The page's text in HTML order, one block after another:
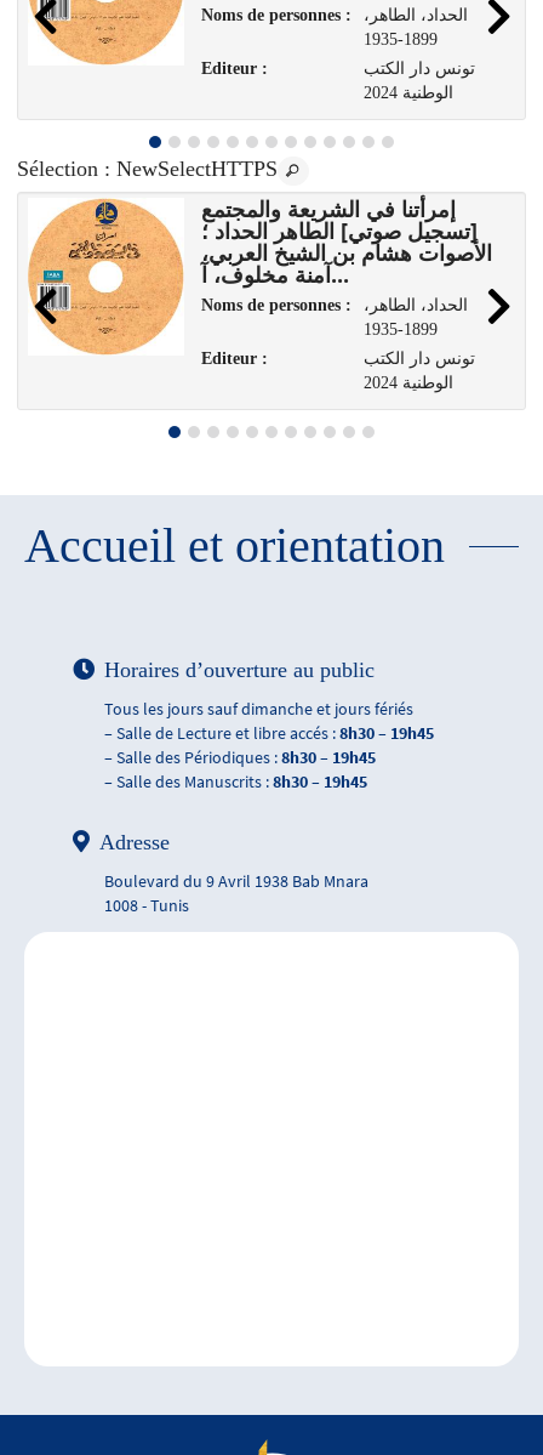
Noms de personnes :
،الحداد، الطاهر
1899-1935
Editeur :
تونس دار الكتب
الوطنية 2024
Sélection : NewSelectHTTPS
إمرأتنا في الشريعة والمجتمع
[تسجيل صوتي] الطاهر الحداد ؛
الأصوات هشام بن الشيخ العربي،
آمنة مخلوف، آ...
Noms de personnes :
،الحداد، الطاهر
1899-1935
Editeur :
تونس دار الكتب
الوطنية 2024
Accueil et orientation
Horaires d’ouverture au public
Tous les jours sauf dimanche et jours fériés
– Salle de Lecture et libre accés :8h30 – 19h45
– Salle des Périodiques :8h30 – 19h45
– Salle des Manuscrits :8h30 – 19h45
Adresse
Boulevard du 9 Avril 1938 Bab Mnara
1008 - Tunis